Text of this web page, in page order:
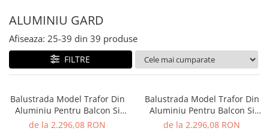
BALCOANE ALUMINIU
PROFILE GARD ALUMINIU
PANOURI PLANTE ARTIFICIALE
POARTA CULISANTA
POARTA AUTOPORTANTA
GHIDAJE PORTI
CUTII POSTALE
MANERE
ALUMINIU GARD
Afiseaza: 25-39 din 39 produse
FILTRE
Balustrada Model Trafor Din
Aluminiu Pentru Balcon Si
Terasa 1000x2000 mm
de la 2.296,08 RON
Balustrada Model Trafor Din
Aluminiu Pentru Balcon Si
Terasa 1000x2000 mm
de la 2.296,08 RON